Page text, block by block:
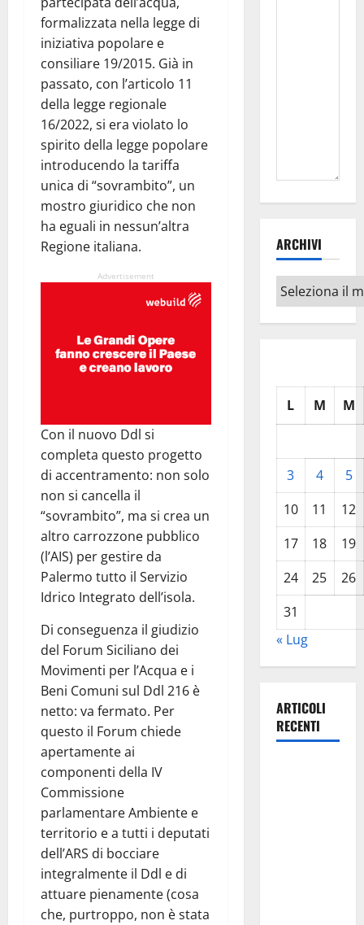
formalizzata nella legge di
iniziativa popolare e
consiliare 19/2015. Già in
passato, con l’articolo 11
della legge regionale
16/2022, si era violato lo
spirito della legge popolare
introducendo la tariffa
unica di “sovrambito”, un
mostro giuridico che non
ha eguali in nessun’altra
Regione italiana.
Advertisement
Con il nuovo Ddl si
completa questo progetto
di accentramento: non solo
non si cancella il
“sovrambito”, ma si crea un
altro carrozzone pubblico
(l’AIS) per gestire da
Palermo tutto il Servizio
Idrico Integrato dell’isola.
Di conseguenza il giudizio
del Forum Siciliano dei
Movimenti per l’Acqua e i
Beni Comuni sul Ddl 216 è
netto: va fermato. Per
questo il Forum chiede
apertamente ai
componenti della IV
Commissione
parlamentare Ambiente e
territorio e a tutti i deputati
dell’ARS di bocciare
integralmente il Ddl e di
attuare pienamente (cosa
che, purtroppo, non è stata
ARCHIVI
Archivi
L M M
3 4
5
10
11
12
17
18
19
24
25
26
31
« Lug
ARTICOLI
RECENTI